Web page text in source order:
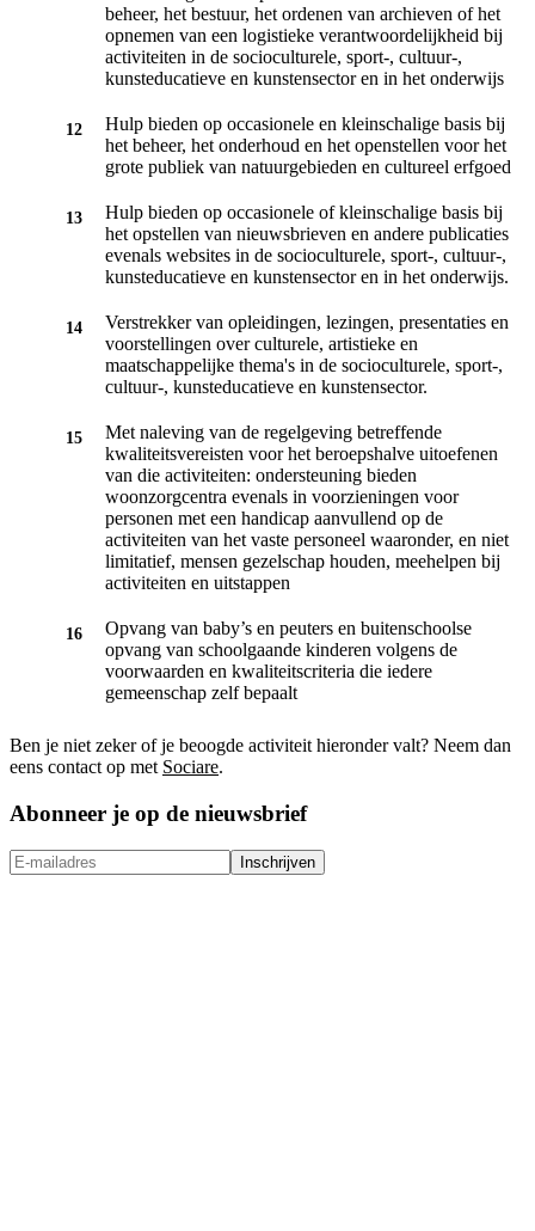
beheer, het bestuur, het ordenen van archieven of het
opnemen van een logistieke verantwoordelijkheid bij
activiteiten in de socioculturele, sport-, cultuur-,
kunsteducatieve en kunstensector en in het onderwijs
Hulp bieden op occasionele en kleinschalige basis bij
het beheer, het onderhoud en het openstellen voor het
grote publiek van natuurgebieden en cultureel erfgoed
Hulp bieden op occasionele of kleinschalige basis bij
het opstellen van nieuwsbrieven en andere publicaties
evenals websites in de socioculturele, sport-, cultuur-,
kunsteducatieve en kunstensector en in het onderwijs.
Verstrekker van opleidingen, lezingen, presentaties en
voorstellingen over culturele, artistieke en
maatschappelijke thema's in de socioculturele, sport-,
cultuur-, kunsteducatieve en kunstensector.
Met naleving van de regelgeving betreffende
kwaliteitsvereisten voor het beroepshalve uitoefenen
van die activiteiten: ondersteuning bieden
woonzorgcentra evenals in voorzieningen voor
personen met een handicap aanvullend op de
activiteiten van het vaste personeel waaronder, en niet
limitatief, mensen gezelschap houden, meehelpen bij
activiteiten en uitstappen
Opvang van baby’s en peuters en buitenschoolse
opvang van schoolgaande kinderen volgens de
voorwaarden en kwaliteitscriteria die iedere
gemeenschap zelf bepaalt
Ben je niet zeker of je beoogde activiteit hieronder valt? Neem dan
eens contact op met Sociare.
Abonneer je op de nieuwsbrief
Inschrijven